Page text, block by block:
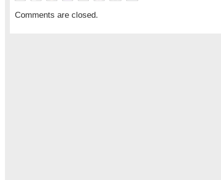
Comments are closed.